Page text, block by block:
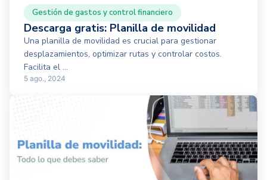
Gestión de gastos y control financiero
Descarga gratis: Planilla de movilidad
Una planilla de movilidad es crucial para gestionar
desplazamientos, optimizar rutas y controlar costos.
Facilita el ...
5 ago., 2024